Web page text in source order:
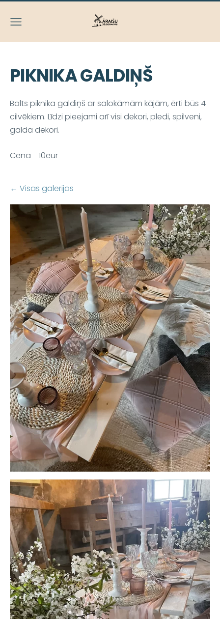
PIKNIKA GALDIŅŠ
Balts piknika galdiņš ar salokāmām kājām, ērti būs 4
cilvēkiem. Līdzi pieejami arī visi dekori, pledi, spilveni,
galda dekori.
Cena - 10eur
Visas galerijas